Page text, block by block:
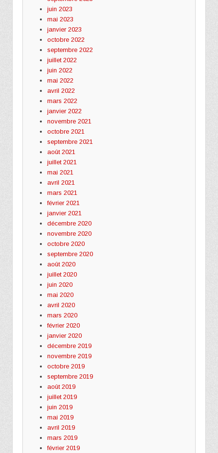
juin 2023
mai 2023
janvier 2023
octobre 2022
septembre 2022
juillet 2022
juin 2022
mai 2022
avril 2022
mars 2022
janvier 2022
novembre 2021
octobre 2021
septembre 2021
août 2021
juillet 2021
mai 2021
avril 2021
mars 2021
février 2021
janvier 2021
décembre 2020
novembre 2020
octobre 2020
septembre 2020
août 2020
juillet 2020
juin 2020
mai 2020
avril 2020
mars 2020
février 2020
janvier 2020
décembre 2019
novembre 2019
octobre 2019
septembre 2019
août 2019
juillet 2019
juin 2019
mai 2019
avril 2019
mars 2019
février 2019